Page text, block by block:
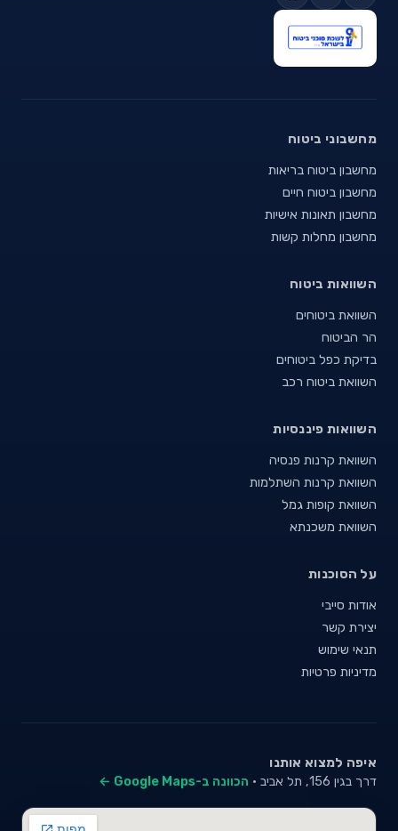
מחשבוני ביטוח
מחשבון ביטוח בריאות
מחשבון ביטוח חיים
מחשבון תאונות אישיות
מחשבון מחלות קשות
השוואות ביטוח
השוואת ביטוחים
הר הביטוח
בדיקת כפל ביטוחים
השוואת ביטוח רכב
השוואות פיננסיות
השוואת קרנות פנסיה
השוואת קרנות השתלמות
השוואת קופות גמל
השוואת משכנתא
על הסוכנות
אודות סייבי
יצירת קשר
תנאי שימוש
מדיניות פרטיות
איפה למצוא אותנו
דרך בגין 156, תל אביב · הכוונה ב-Google Maps ←